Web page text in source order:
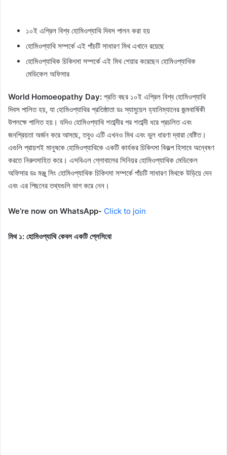
১০ই এপ্রিল বিশ্ব হোমিওপ্যাথি দিবস পালন করা হয়
হোমিওপ্যাথি সম্পর্কে এই পাঁচটি সাধারণ মিথ এখানে রয়েছে
হোমিওপ্যাথিক চিকিৎসা সম্পর্কে এই মিথ শেয়ার করেছেন হোমিওপ্যাথিক
মেডিকেল অফিসার
World Homoeopathy Day: প্রতি বছর ১০ই এপ্রিল বিশ্ব হোমিওপ্যাথি
দিবস পালিত হয়, যা হোমিওপ্যাথির প্রতিষ্ঠাতা ডঃ স্যামুয়েল হ্যানিম্যানের জন্মবার্ষিকী
উপলক্ষে পালিত হয়। যদিও হোমিওপ্যাথি শতাব্দীর পর শতাব্দী ধরে প্রচলিত এবং
জনপ্রিয়তা অর্জন করে আসছে, তবুও এটি এখনও মিথ এবং ভুল ধারণা দ্বারা বেষ্টিত।
এগুলি প্রায়শই মানুষকে হোমিওপ্যাথিকে একটি কার্যকর চিকিৎসা বিকল্প হিসাবে অন্বেষণ
করতে নিরুৎসাহিত করে। এসবিএল গ্লোবালের সিনিয়র হোমিওপ্যাথিক মেডিকেল
অফিসার ডঃ মঞ্জু সিং হোমিওপ্যাথিক চিকিৎসা সম্পর্কে পাঁচটি সাধারণ মিথকে উড়িয়ে দেন
এবং এর পিছনের তথ্যগুলি ভাগ করে নেন।
We’re now on WhatsApp- Click to join
মিথ ১: হোমিওপ্যাথি কেবল একটি প্লেসিবো